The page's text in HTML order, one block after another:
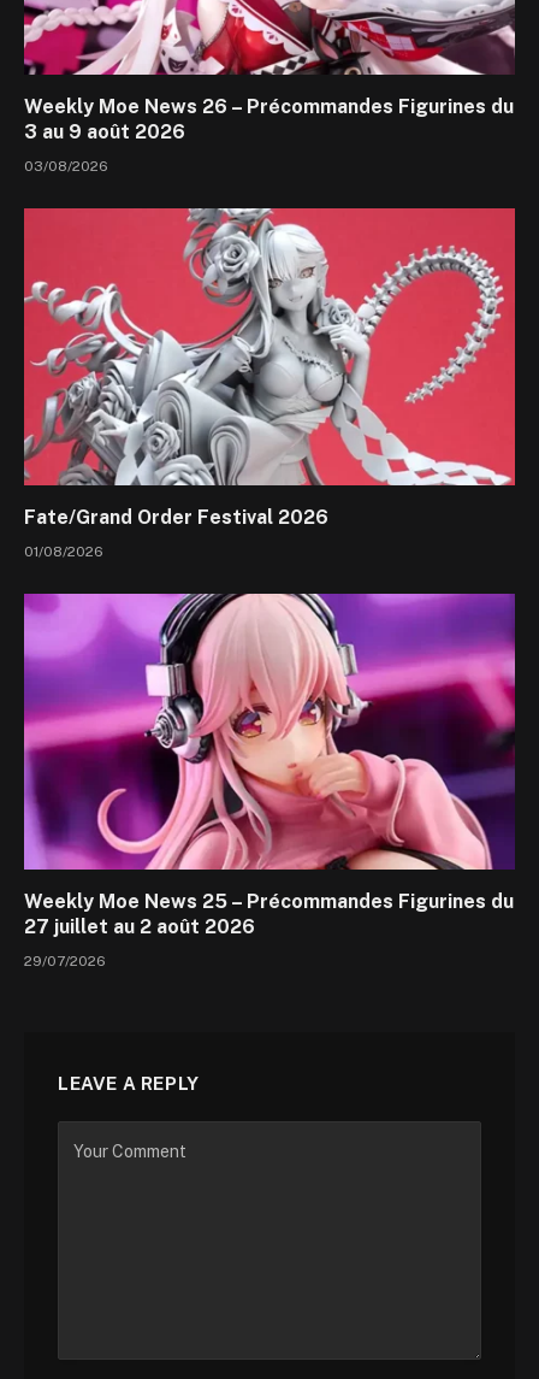
Weekly Moe News 26 – Précommandes Figurines du
3 au 9 août 2026
03/08/2026
Fate/Grand Order Festival 2026
01/08/2026
Weekly Moe News 25 – Précommandes Figurines du
27 juillet au 2 août 2026
29/07/2026
LEAVE A REPLY